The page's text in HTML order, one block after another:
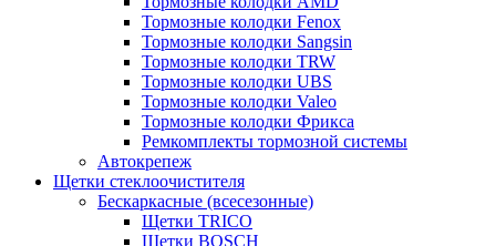
Тормозные колодки Fenox
Тормозные колодки Sangsin
Тормозные колодки TRW
Тормозные колодки UBS
Тормозные колодки Valeo
Тормозные колодки Фрикса
Ремкомплекты тормозной системы
Автокрепеж
Щетки стеклоочистителя
Бескаркасные (всесезонные)
Щетки TRICO
Щетки BOSCH